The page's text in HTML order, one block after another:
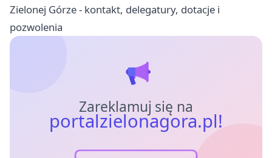
Zielonej Górze - kontakt, delegatury, dotacje i
pozwolenia
Zareklamuj się na
portalzielonagora.pl!